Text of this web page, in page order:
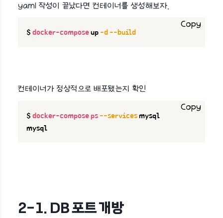
yaml 작성이 끝났다면 컨테이너를 생성해보자.
$ docker-compose up -d --build
Copy
컨테이너가 정상적으로 배포됐는지 확인
$ docker-compose ps --services mysql
mysql
Copy
2-1. DB 포트 개방